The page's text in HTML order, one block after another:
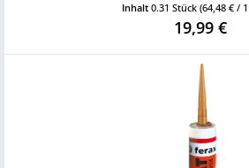
Inhalt 0.31 Stück (64,48 € /
19,99 €